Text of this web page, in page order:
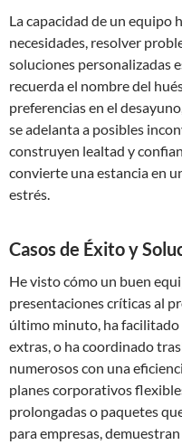
La capacidad de un equipo
necesidades, resolver
soluciones personalizadas
recuerda el nombre del
preferencias en el
se adelanta a posibles
construyen lealtad y
convierte una estancia en
estrés.
Casos de Éxito y
He visto cómo un buen
presentaciones críticas al
último minuto, ha facilitado
extras, o ha coordinado
numerosos con una
planes corporativos
prolongadas o paquetes
para empresas,